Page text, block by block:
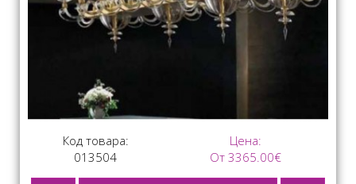
Код товара:
013504
Цена:
От 3365.00€